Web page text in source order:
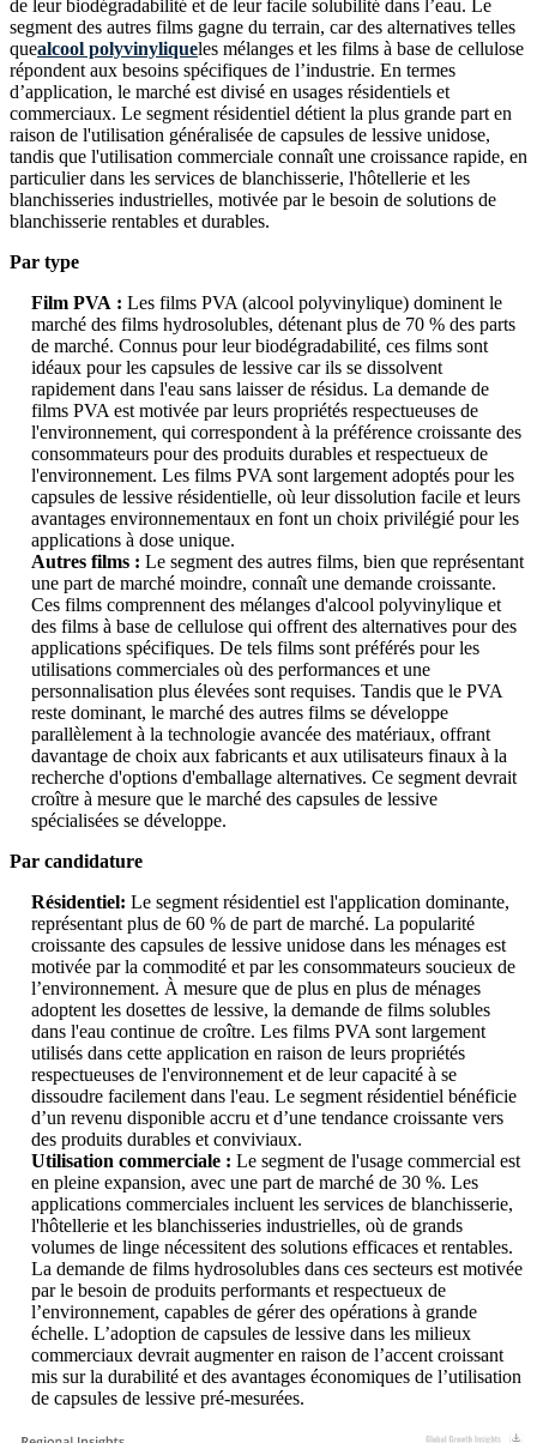
de leur biodégradabilité et de leur facile solubilité dans l’eau. Le
segment des autres films gagne du terrain, car des alternatives telles
quealcool polyvinyliqueles mélanges et les films à base de cellulose
répondent aux besoins spécifiques de l’industrie. En termes
d’application, le marché est divisé en usages résidentiels et
commerciaux. Le segment résidentiel détient la plus grande part en
raison de l'utilisation généralisée de capsules de lessive unidose,
tandis que l'utilisation commerciale connaît une croissance rapide, en
particulier dans les services de blanchisserie, l'hôtellerie et les
blanchisseries industrielles, motivée par le besoin de solutions de
blanchisserie rentables et durables.
Par type
Film PVA : Les films PVA (alcool polyvinylique) dominent le
marché des films hydrosolubles, détenant plus de 70 % des parts
de marché. Connus pour leur biodégradabilité, ces films sont
idéaux pour les capsules de lessive car ils se dissolvent
rapidement dans l'eau sans laisser de résidus. La demande de
films PVA est motivée par leurs propriétés respectueuses de
l'environnement, qui correspondent à la préférence croissante des
consommateurs pour des produits durables et respectueux de
l'environnement. Les films PVA sont largement adoptés pour les
capsules de lessive résidentielle, où leur dissolution facile et leurs
avantages environnementaux en font un choix privilégié pour les
applications à dose unique.
Autres films : Le segment des autres films, bien que représentant
une part de marché moindre, connaît une demande croissante.
Ces films comprennent des mélanges d'alcool polyvinylique et
des films à base de cellulose qui offrent des alternatives pour des
applications spécifiques. De tels films sont préférés pour les
utilisations commerciales où des performances et une
personnalisation plus élevées sont requises. Tandis que le PVA
reste dominant, le marché des autres films se développe
parallèlement à la technologie avancée des matériaux, offrant
davantage de choix aux fabricants et aux utilisateurs finaux à la
recherche d'options d'emballage alternatives. Ce segment devrait
croître à mesure que le marché des capsules de lessive
spécialisées se développe.
Par candidature
Résidentiel: Le segment résidentiel est l'application dominante,
représentant plus de 60 % de part de marché. La popularité
croissante des capsules de lessive unidose dans les ménages est
motivée par la commodité et par les consommateurs soucieux de
l’environnement. À mesure que de plus en plus de ménages
adoptent les dosettes de lessive, la demande de films solubles
dans l'eau continue de croître. Les films PVA sont largement
utilisés dans cette application en raison de leurs propriétés
respectueuses de l'environnement et de leur capacité à se
dissoudre facilement dans l'eau. Le segment résidentiel bénéficie
d’un revenu disponible accru et d’une tendance croissante vers
des produits durables et conviviaux.
Utilisation commerciale : Le segment de l'usage commercial est
en pleine expansion, avec une part de marché de 30 %. Les
applications commerciales incluent les services de blanchisserie,
l'hôtellerie et les blanchisseries industrielles, où de grands
volumes de linge nécessitent des solutions efficaces et rentables.
La demande de films hydrosolubles dans ces secteurs est motivée
par le besoin de produits performants et respectueux de
l’environnement, capables de gérer des opérations à grande
échelle. L’adoption de capsules de lessive dans les milieux
commerciaux devrait augmenter en raison de l’accent croissant
mis sur la durabilité et des avantages économiques de l’utilisation
de capsules de lessive pré-mesurées.